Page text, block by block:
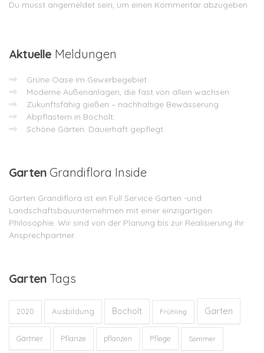
Du musst angemeldet sein, um einen Kommentar abzugeben.
Aktuelle Meldungen
Grüne Oase im Gewerbegebiet
Moderne Außenanlagen, die fast von allein wachsen
Zukunftsfähig gießen – nachhaltige Bewässerung
Abpflastern in Bocholt:
Schöne Gärten. Dauerhaft gepflegt.
Garten Grandiflora Inside
Garten Grandiflora ist ein Full Service Garten -und
Landschaftsbauunternehmen mit einer einzigartigen
Philosophie. Wir sind von der Planung bis zur Realisierung Ihr
Ansprechpartner.
Garten Tags
2020 Ausbildung Bocholt Frühling Garten
Gärtner Pflanze pflanzen Pflege Sommer